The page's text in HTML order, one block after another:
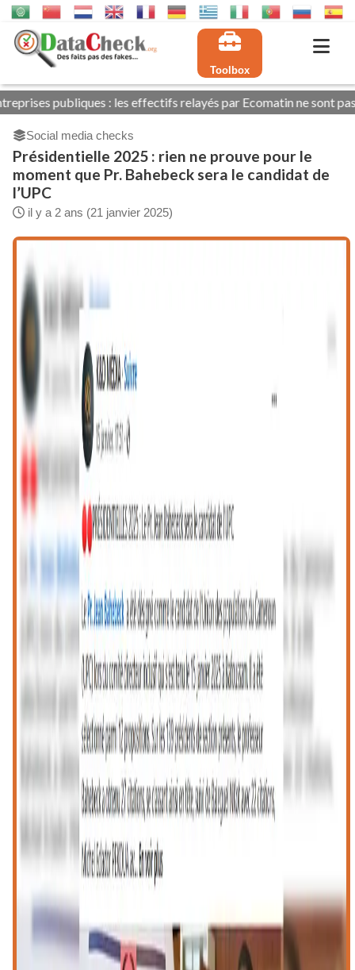
Toolbox
les effectifs relayés par Ecomatin ne sont pas tous exacts
Social media checks
Présidentielle 2025 : rien ne prouve pour le
moment que Pr. Bahebeck sera le candidat de
l’UPC
il y a 2 ans (21 janvier 2025)